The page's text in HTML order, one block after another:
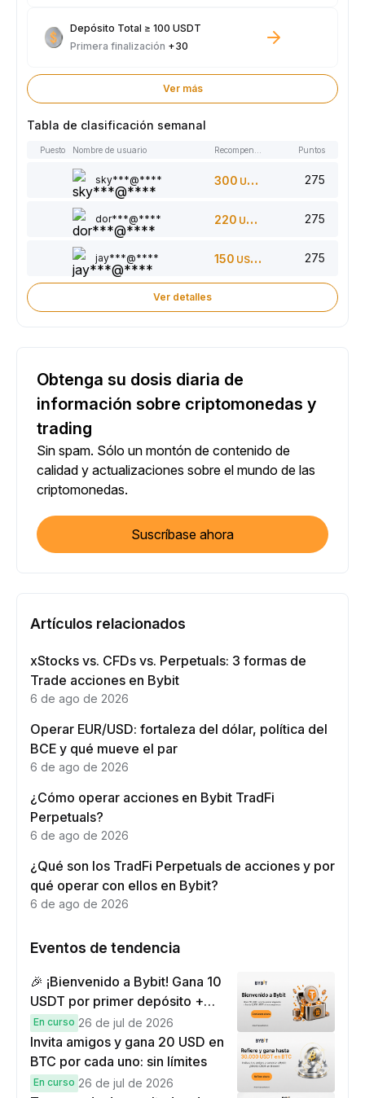
Depósito Total ≥ 100 USDT
Primera finalización +30
Ver más
Tabla de clasificación semanal
Puesto Nombre de usuario Puntos
sky***@**** 300 USDT 275
dor***@**** 220 USDT 275
jay***@**** 150 USDT 275
Ver detalles
Obtenga su dosis diaria de
información sobre criptomonedas y
trading
Sin spam. Sólo un montón de contenido de
calidad y actualizaciones sobre el mundo de las
criptomonedas.
Suscríbase ahora
Artículos relacionados
xStocks vs. CFDs vs. Perpetuals: 3 formas de
Trade acciones en Bybit
6 de ago de 2026
Operar EUR/USD: fortaleza del dólar, política del
BCE y qué mueve el par
6 de ago de 2026
¿Cómo operar acciones en Bybit TradFi
Perpetuals?
6 de ago de 2026
¿Qué son los TradFi Perpetuals de acciones y por
qué operar con ellos en Bybit?
6 de ago de 2026
Eventos de tendencia
🎉 ¡Bienvenido a Bybit! Gana 10
USDT por primer depósito +
hasta 9,999 USDT en
recompensas
En curso 26 de jul de 2026
Invita amigos y gana 20 USD en
BTC por cada uno: sin límites
En curso 26 de jul de 2026